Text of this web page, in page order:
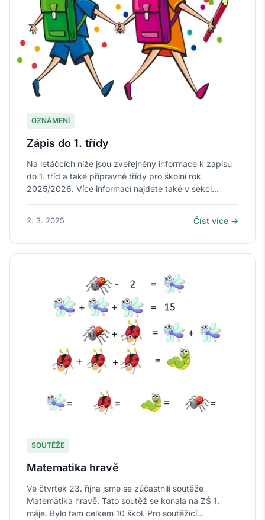
OZNÁMENÍ
Zápis do 1. třídy
Na letáčcích níže jsou zveřejněny informace k zápisu
do 1. tříd a také přípravné třídy pro školní rok
2025/2026. Více informací najdete také v sekci...
2. 3. 2025 Číst více →
SOUTĚŽE
Matematika hravě
Ve čtvrtek 23. října jsme se zúčastnili soutěže
Matematika hravě. Tato soutěž se konala na ZŠ 1.
máje. Bylo tam celkem 10 škol. Pro soutěžící...